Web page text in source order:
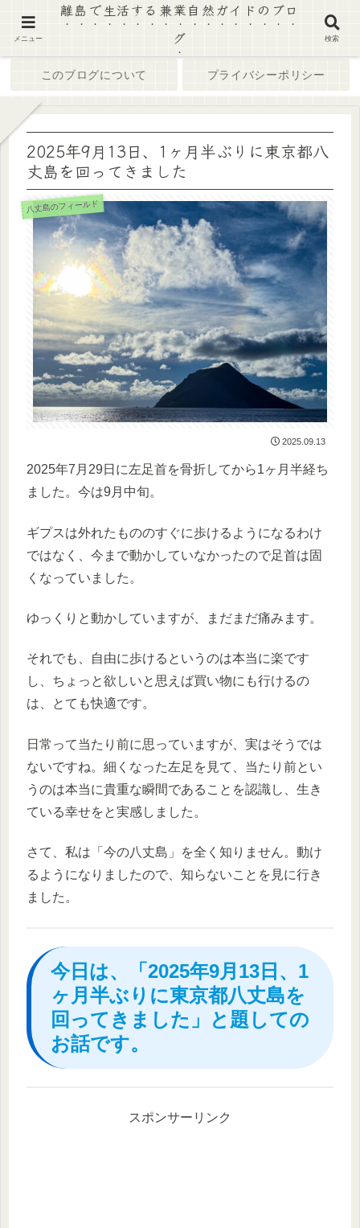
このブログについて プライバシーポリシー
2025年9月13日、1ヶ月半ぶりに東京都八
丈島を回ってきました
八丈島のフィールド
2025.09.13
2025年7月29日に左足首を骨折してから1ヶ月半経ち
ました。今は9月中旬。
ギプスは外れたもののすぐに歩けるようになるわけ
ではなく、今まで動かしていなかったので足首は固
くなっていました。
ゆっくりと動かしていますが、まだまだ痛みます。
それでも、自由に歩けるというのは本当に楽です
し、ちょっと欲しいと思えば買い物にも行けるの
は、とても快適です。
日常って当たり前に思っていますが、実はそうでは
ないですね。細くなった左足を見て、当たり前とい
うのは本当に貴重な瞬間であることを認識し、生き
ている幸せをと実感しました。
さて、私は「今の八丈島」を全く知りません。動け
るようになりましたので、知らないことを見に行き
ました。
今日は、「2025年9月13日、1
ヶ月半ぶりに東京都八丈島を
回ってきました」と題しての
お話です。
スポンサーリンク
メニュー
離島で生活する兼業自然ガイドのブロ
グ
検索